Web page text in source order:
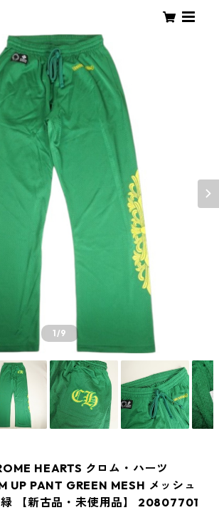
1/9
HEARTS クロム・ハーツ
UP PANT GREEN MESH メッシュ
【新古品・未使用品】 20807701